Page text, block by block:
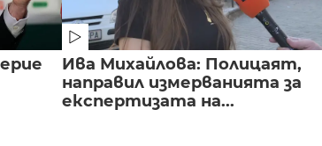
Ива Михайлова: Полицаят,
направил измерванията за
експертизата на...